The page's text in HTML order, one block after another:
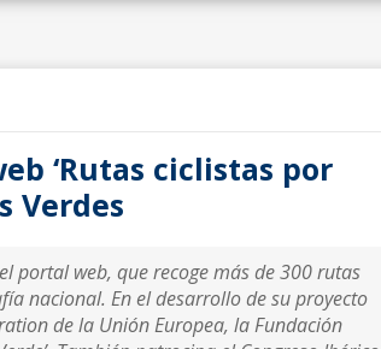
‘Rutas ciclistas por
Verdes
portal web, que recoge más de 300 rutas
nacional. En el desarrollo de su proyecto
de la Unión Europea, la Fundación